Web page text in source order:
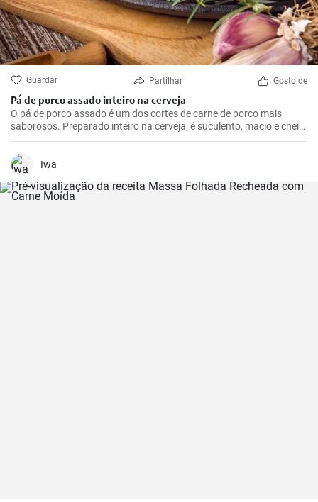
Guardar Partilhar Gosto de
Pá de porco assado inteiro na cerveja
O pá de porco assado é um dos cortes de carne de porco mais
saborosos. Preparado inteiro na cerveja, é suculento, macio e cheio
de sabor. Tudo isso envolto em uma bela crosta dourada e marrom,
que se formará com a cerveja.
Iwa